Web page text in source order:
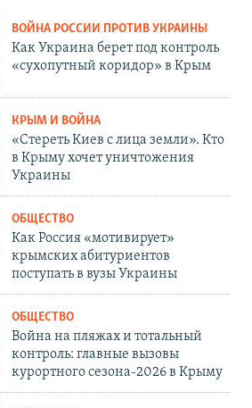
ВОЙНА РОССИИ ПРОТИВ УКРАИНЫ
Как Украина берет под контроль
«сухопутный коридор» в Крым
КРЫМ И ВОЙНА
«Стереть Киев с лица земли». Кто
в Крыму хочет уничтожения
Украины
ОБЩЕСТВО
Как Россия «мотивирует»
крымских абитуриентов
поступать в вузы Украины
ОБЩЕСТВО
Война на пляжах и тотальный
контроль: главные вызовы
курортного сезона-2026 в Крыму